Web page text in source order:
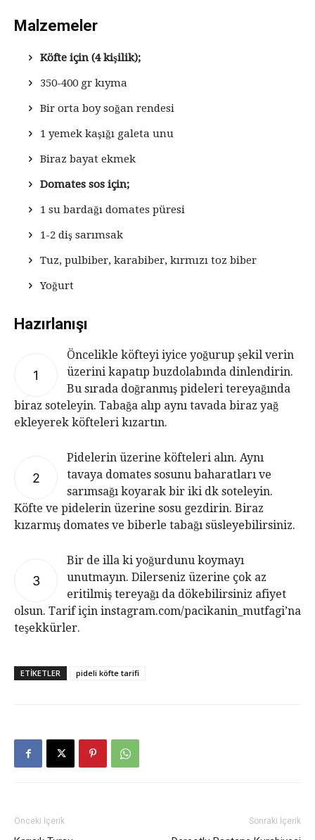
Malzemeler
Köfte için (4 kişilik);
350-400 gr kıyma
Bir orta boy soğan rendesi
1 yemek kaşığı galeta unu
Biraz bayat ekmek
Domates sos için;
1 su bardağı domates püresi
1-2 diş sarımsak
Tuz, pulbiber, karabiber, kırmızı toz biber
Yoğurt
Hazırlanışı
1
Öncelikle köfteyi iyice yoğurup şekil verin
üzerini kapatıp buzdolabında dinlendirin.
Bu sırada doğranmış pideleri tereyağında
biraz soteleyin. Tabağa alıp aynı tavada biraz yağ
ekleyerek köfteleri kızartın.
2
Pidelerin üzerine köfteleri alın. Aynı
tavaya domates sosunu baharatları ve
sarımsağı koyarak bir iki dk soteleyin.
Köfte ve pidelerin üzerine sosu gezdirin. Biraz
kızarmış domates ve biberle tabağı süsleyebilirsiniz.
3
Bir de illa ki yoğurdunu koymayı
unutmayın. Dilerseniz üzerine çok az
eritilmiş tereyağı da dökebilirsiniz afiyet
olsun. Tarif için instagram.com/pacikanin_mutfagi’na
teşekkürler.
ETIKETLER pideli köfte tarifi
Önceki İçerik Sonraki İçerik